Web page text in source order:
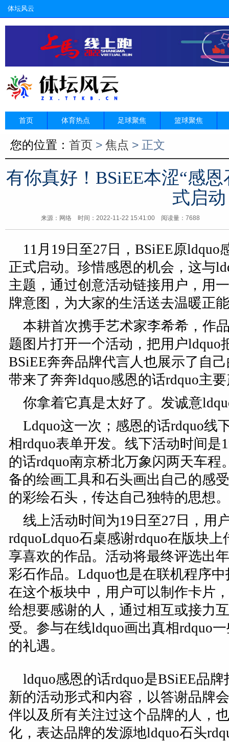
体坛风云
首页 体育热点 足球聚焦 篮球聚焦
您的位置： 首页 > 焦点 > 正文
有你真好！BSiEE本涩“感
式启动
来源：网络 时间：2022-11-22 15:41:00 阅读量：7688
11月19日至27日，BSiEE原ldquo
正式启动。珍惜感恩的机会，这与
主题，通过创意活动链接用户，用
牌意图，为大家的生活送去温暖正
本耕首次携手艺术家李希希，作
题图片打开一个活动，把用户ldquo
BSiEE奔奔品牌代言人也展示了自
带来了奔奔ldquo感恩的话rdquo主
你拿着它真是太好了。发诚意
Ldquo这一次；感恩的话rdquo线
相rdquo表单开发。线下活动时间是
的话rdquo南京桥北万象闪两天车
备的绘画工具和石头画出自己的感
的彩绘石头，传达自己独特的思想
线上活动时间为19日至27日，用
rdquoLdquo石桌感谢rdquo在版块
享喜欢的作品。活动将最终评选出
彩石作品。Ldquo也是在联机程序
在这个板块中，用户可以制作卡片
给想要感谢的人，通过相互或接力
受。参与在线ldquo画出真相rdquo
的礼遇。
ldquo感恩的话rdquo是BSiEE品
新的活动形式和内容，以答谢品牌
伴以及所有关注过这个品牌的人，
化，表达品牌的发源地ldquo石头